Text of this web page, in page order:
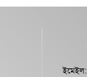
ইমেইল: